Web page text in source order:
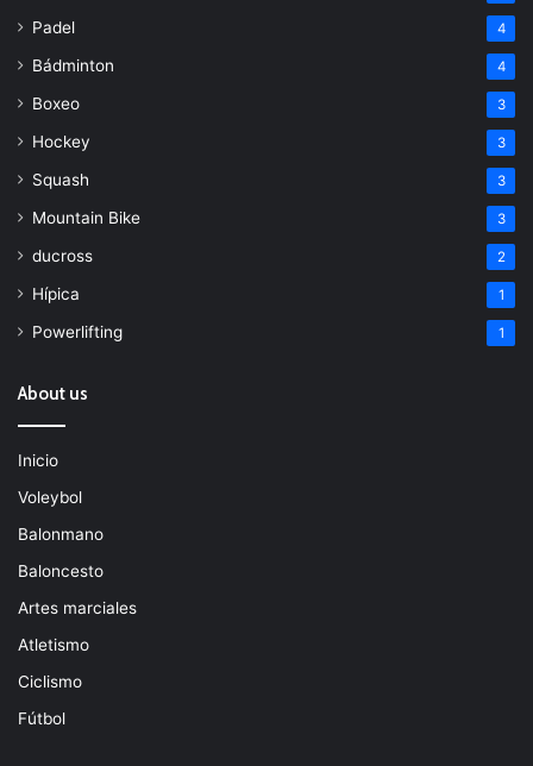
Padel 4
Bádminton 4
Boxeo 3
Hockey 3
Squash 3
Mountain Bike 3
ducross 2
Hípica 1
Powerlifting 1
About us
Inicio
Voleybol
Balonmano
Baloncesto
Artes marciales
Atletismo
Ciclismo
Fútbol